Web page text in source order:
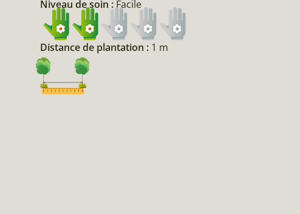
Niveau de soin :Facile
Distance de plantation : 1 m